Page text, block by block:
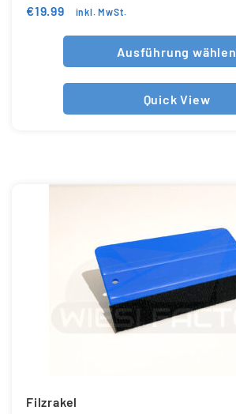
€19.99 inkl. MwSt.
Ausführung wählen
Quick View
Filzrakel